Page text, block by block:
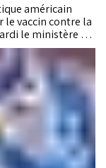
américain
le vaccin contre la
le ministère de